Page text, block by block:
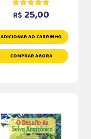
R$ 25,00
ADICIONAR AO CARRINHO
COMPRAR AGORA